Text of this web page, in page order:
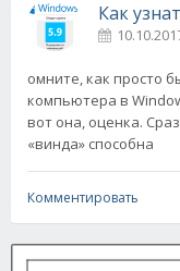
Как
омните, как просто
компьютера в
вот она, оценка.
«винда» способна
Комментировать